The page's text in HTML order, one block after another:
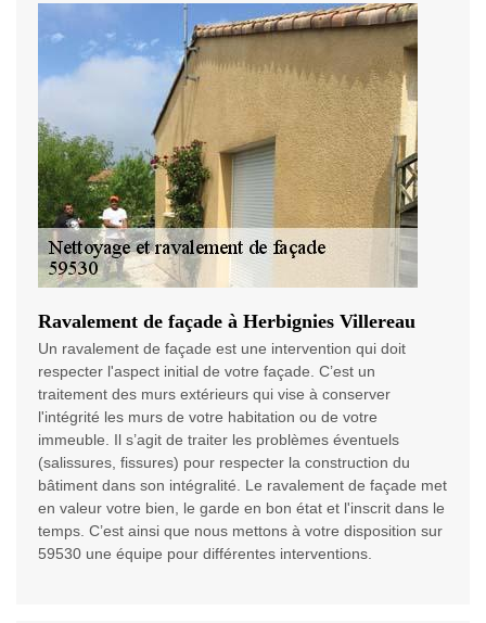
Ravalement de façade à Herbignies Villereau
Un ravalement de façade est une intervention qui doit
respecter l'aspect initial de votre façade. C’est un
traitement des murs extérieurs qui vise à conserver
l'intégrité les murs de votre habitation ou de votre
immeuble. Il s’agit de traiter les problèmes éventuels
(salissures, fissures) pour respecter la construction du
bâtiment dans son intégralité. Le ravalement de façade met
en valeur votre bien, le garde en bon état et l'inscrit dans le
temps. C’est ainsi que nous mettons à votre disposition sur
59530 une équipe pour différentes interventions.